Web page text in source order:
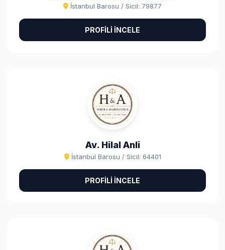
İstanbul Barosu / Sicil: 79877
PROFİLİ İNCELE
Av. Hilal Anli
İstanbul Barosu / Sicil: 64401
PROFİLİ İNCELE